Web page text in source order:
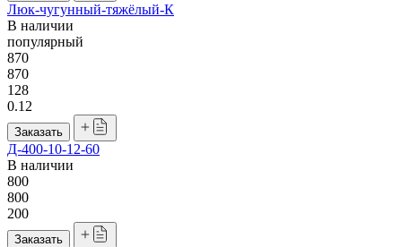
Люк-чугунный-тяжёлый-К
В наличии
популярный
870
870
128
0.12
Заказать
Д-400-10-12-60
В наличии
800
800
200
Заказать